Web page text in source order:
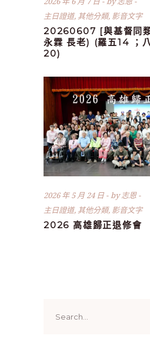
主日證道, 其他分類, 影音文字
20260607 [與基督同
永霖 長老) (羅五14 ；
20)
2026 年 5 月 24 日 by志恩
主日證道, 其他分類, 影音文字
2026 高雄歸正退修會
for: